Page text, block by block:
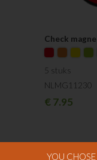
Check
5 stuks
NLMG11230
€7.95
YOU CHOSE